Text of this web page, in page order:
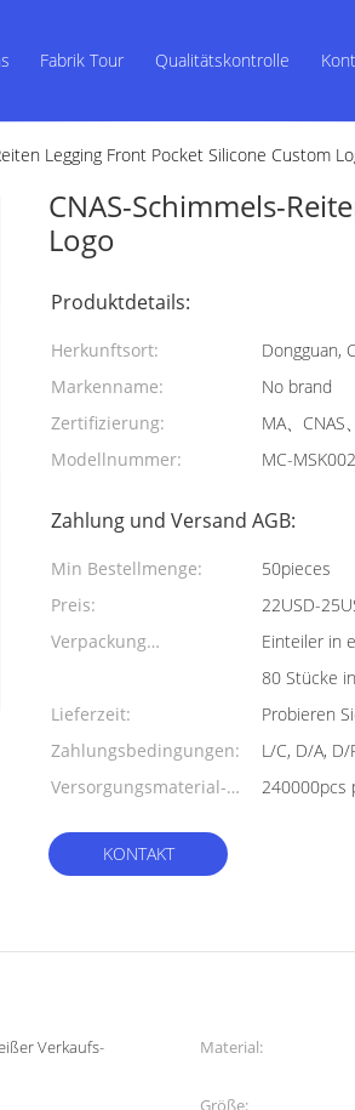
Fabrik Tour Qualitätskontrolle
Legging Front Pocket Silicone Custom
CNAS-Schimmels-
Logo
Produktdetails:
Herkunftsort:
Dongguan,
Markenname:
No brand
Zertifizierung:
MA、CNAS
Modellnummer:
MC-MSK002
Zahlung und Versand AGB:
Min Bestellmenge:
50pieces
Preis:
22USD-
Verpackung
Einteiler in
80 Stücke
Lieferzeit:
Probieren
Zahlungsbedingungen:
L/C, D/A, D/
Versorgungsmaterial-
240000pcs
KONTAKT
Verkaufs-
Material:
Größe: